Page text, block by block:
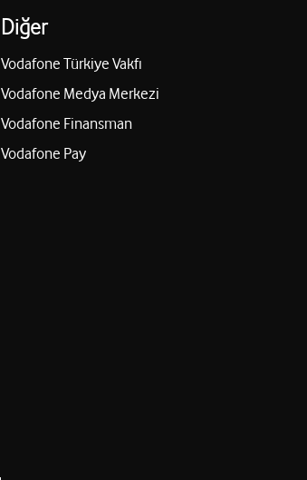
Diğer
Vodafone Türkiye Vakfı
Vodafone Medya Merkezi
Vodafone Finansman
Vodafone Pay